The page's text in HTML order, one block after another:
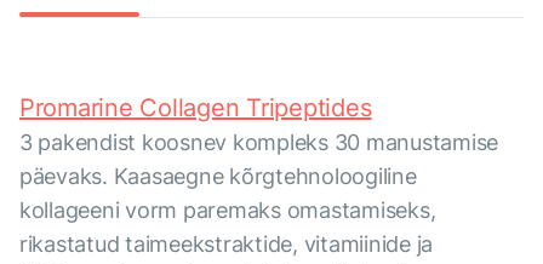
Promarine Collagen Tripeptides
3 pakendist koosnev kompleks 30 manustamise
päevaks. Kaasaegne kõrgtehnoloogiline
kollageeni vorm paremaks omastamiseks,
rikastatud taimeekstraktide, vitamiinide ja